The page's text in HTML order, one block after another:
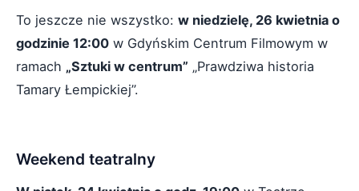
To jeszcze nie wszystko: w niedzielę, 26 kwietnia o
godzinie 12:00 w Gdyńskim Centrum Filmowym w
ramach „Sztuki w centrum” „Prawdziwa historia
Tamary Łempickiej”.
Weekend teatralny